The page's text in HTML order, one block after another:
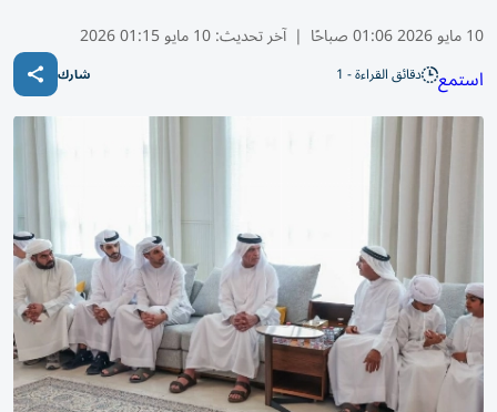
10 مايو 2026 01:06 صباحًا | آخر تحديث:10 مايو 01:15 2026
استمع دقائق القراءة - 1 شارك